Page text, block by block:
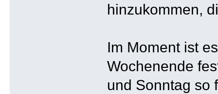
hinzukommen,
Im Moment ist
Wochenende
und Sonntag so